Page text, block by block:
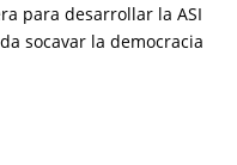
para desarrollar la ASI
socavar la democracia